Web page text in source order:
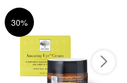
30%